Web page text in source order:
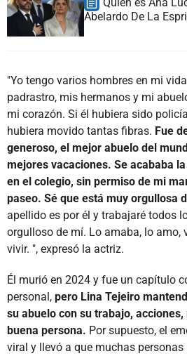
Abelardo De La
"Yo tengo varios hombres en mi
padrastro, mis hermanos y mi abuelo
mi corazón. Si él hubiera sido
hubiera movido tantas fibras. Fue
generoso, el mejor abuelo del
mejores vacaciones. Se acababa
en el colegio, sin permiso de mi
paseo. Sé que está muy orgullosa
apellido es por él y trabajaré todos
orgulloso de mí. Lo amaba, lo amo,
vivir. ", expresó la actriz.
Él murió en 2024 y fue un capítulo
personal, pero Lina Tejeiro
su abuelo con su trabajo,
buena persona. Por supuesto, el
viral y llevó a que muchas